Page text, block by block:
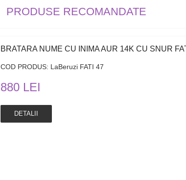
PRODUSE RECOMANDATE
BRATARA NUME CU INIMA AUR 14K CU SNUR
COD PRODUS: LaBeruzi FATI 47
880 LEI
DETALII